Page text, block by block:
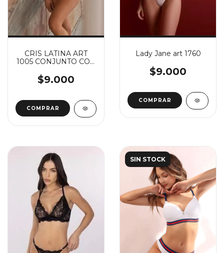
CRIS LATINA ART
1005 CONJUNTO CON
$9.000
COMPRAR
Lady Jane art 1760
$9.000
COMPRAR
SIN STOCK